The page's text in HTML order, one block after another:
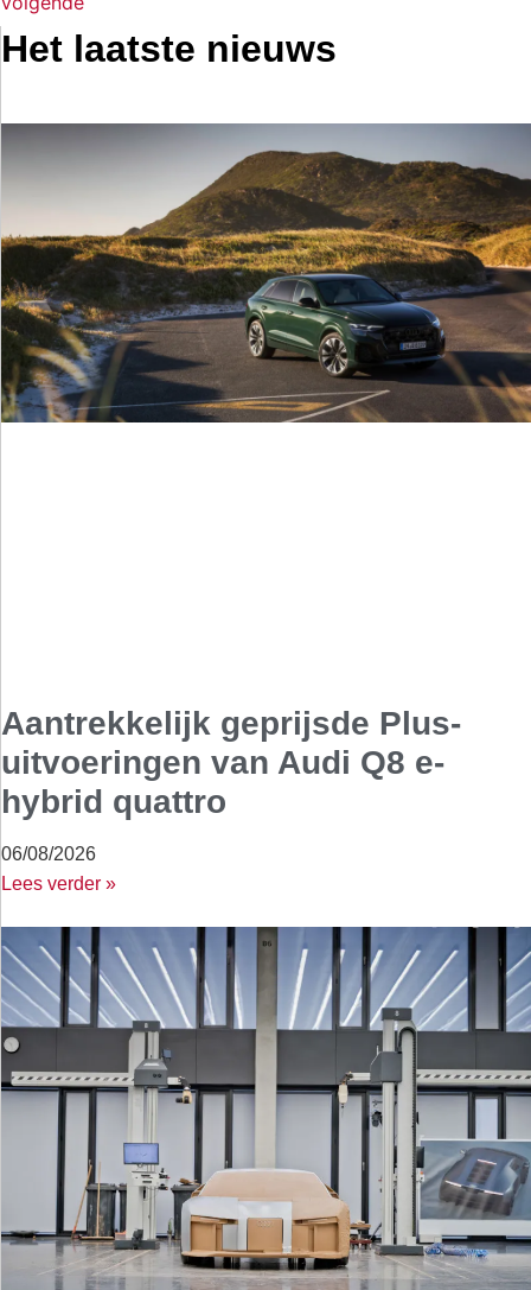
Het laatste nieuws
Aantrekkelijk geprijsde Plus-
uitvoeringen van Audi Q8 e-
hybrid quattro
06/08/2026
Lees verder »